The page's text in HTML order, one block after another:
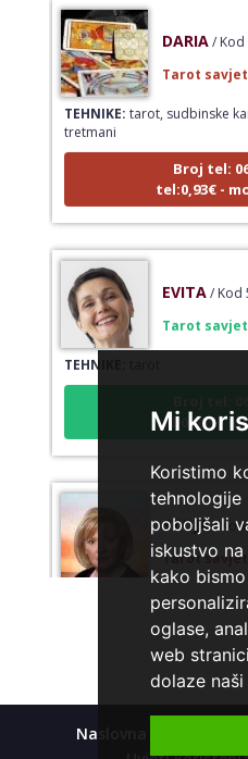
Mi
Koristimo
tehnologije
poboljšali
iskustvo
kako
oglase,
web
dolaze
DARIA / Kod
Tarot
TEHNIKE:tarot, sudbinske
tretmani
Broj tel:
tel:0,93€ -
EVITA / Kod
Tarot
TEHNIKE:
tel:0,93€ -
STOJA/ Kod
Tarot
kristalna kugla,
Broj tel:
tel:0,93€ -
/ Kod
Naslovna